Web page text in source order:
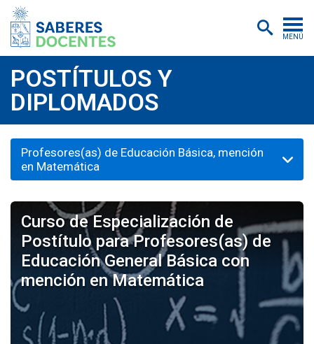
MENÚ
Cursos
Postítulos y diplomados
Asistencias educativas
Investigación
Quiénes somos
Inscripciones
Certificados digitales
Aulas virtuales
POSTÍTULOS Y
DIPLOMADOS
Curso de Especialización de
Postítulo para Profesores(as) de
Educación General Básica con
mención en Matemática
Profesores(as) de Educación Básica, mención
en Matemática